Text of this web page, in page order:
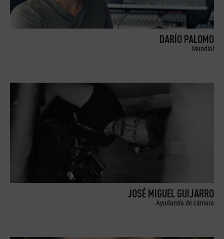
DARÍO PALOMO
Mundial
JOSÉ MIGUEL GUIJARRO
Ayudantía de cámara